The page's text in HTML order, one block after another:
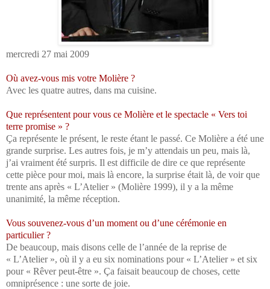
mercredi 27 mai 2009
Où avez-vous mis votre Molière ?
Avec les quatre autres, dans ma cuisine.
Que représentent pour vous ce Molière et le spectacle « Vers toi
terre promise » ?
Ça représente le présent, le reste étant le passé. Ce Molière a été une
grande surprise. Les autres fois, je m’y attendais un peu, mais là,
j’ai vraiment été surpris. Il est difficile de dire ce que représente
cette pièce pour moi, mais là encore, la surprise était là, de voir que
trente ans après « L’Atelier » (Molière 1999), il y a la même
unanimité, la même réception.
Vous souvenez-vous d’un moment ou d’une cérémonie en
particulier ?
De beaucoup, mais disons celle de l’année de la reprise de
« L’Atelier », où il y a eu six nominations pour « L’Atelier » et six
pour « Rêver peut-être ». Ça faisait beaucoup de choses, cette
omniprésence : une sorte de joie.